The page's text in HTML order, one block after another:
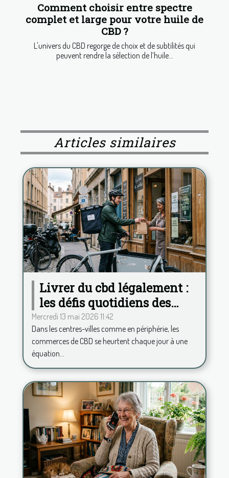
Comment choisir entre spectre
complet et large pour votre huile de
CBD ?
L'univers du CBD regorge de choix et de subtilités qui
peuvent rendre la sélection de l’huile...
Articles similaires
Livrer du cbd légalement :
les défis quotidiens des
commerces français
Mercredi 13 mai 2026 11:42
Dans les centres-villes comme en périphérie, les
commerces de CBD se heurtent chaque jour à une
équation...